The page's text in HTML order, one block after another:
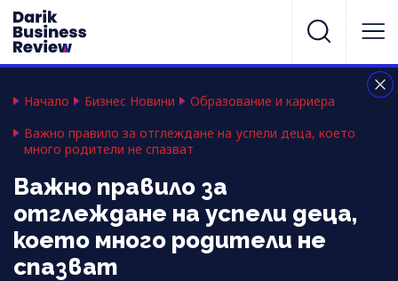
Начало Бизнес Новини
Образование и кариера
Важно правило за отглеждане на успели деца, което
много родители не спазват
Важно правило за
отглеждане на успели деца,
което много родители не
спазват